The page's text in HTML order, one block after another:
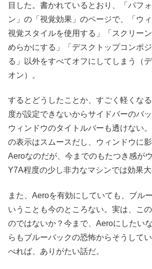
目した。書かれているとおり、「パフ
ン」の「視覚効果」のページで、「ウ
視覚スタイルを使用する」「スクリー
めらかにする」「デスクトップコンポ
る」以外をすべてオフにしてしまう（
オン）。
するとどうしたことか、すごく軽くな
度が設定できないからサイドバーのバ
ウィンドウのタイトルバーも透けない
の表示はスムースだし、ウィンドウに
Aeroなのだが、今までのもたつき感が
Y7A程度の少し非力なマシンでは効果大
また、Aeroを有効にしていても、ブル
いうことも今のところない。実は、こ
のではないか？今まで、Aeroにしたい
らもブルーバックの恐怖からそうして
べれば、ありがたい話だ。